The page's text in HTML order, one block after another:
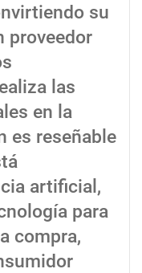
su
proveedor
las
en la
es reseñable
artificial,
para
compra,